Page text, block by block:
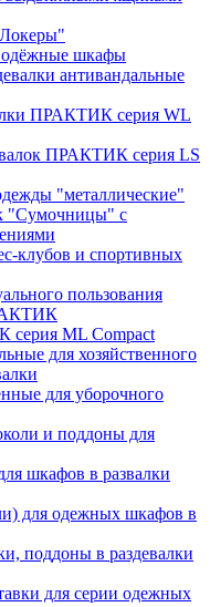
одёжные шкафы
антивандальные
ПРАКТИК серия WL
ПРАКТИК серия LS
"металлические"
"Сумочницы" с
клубов и спортивных
пользования
ML Compact
для хозяйственного
для уборочного
и поддоны для
шкафов в развалки
для одежных шкафов в
поддоны в раздевалки
для серии одежных